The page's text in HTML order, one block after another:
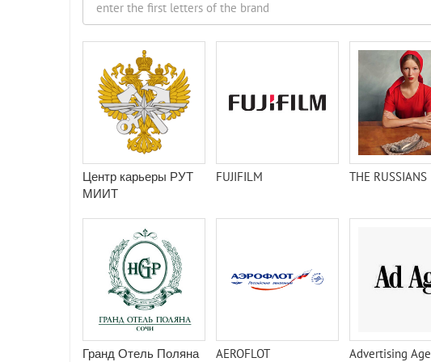
Центр карьеры РУТ
МИИТ
FUJIFILM THE RUSSIANS
Гранд Отель Поляна AEROFLOT Advertising Age